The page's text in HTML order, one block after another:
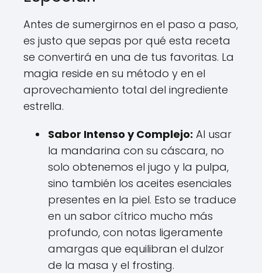
Antes de sumergirnos en el paso a paso,
es justo que sepas por qué esta receta
se convertirá en una de tus favoritas. La
magia reside en su método y en el
aprovechamiento total del ingrediente
estrella.
Sabor Intenso y Complejo: Al usar
la mandarina con su cáscara, no
solo obtenemos el jugo y la pulpa,
sino también los aceites esenciales
presentes en la piel. Esto se traduce
en un sabor cítrico mucho más
profundo, con notas ligeramente
amargas que equilibran el dulzor
de la masa y el frosting.